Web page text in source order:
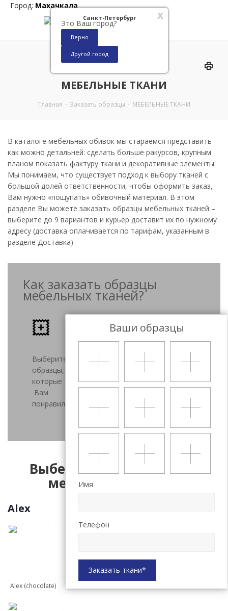
x
Санкт-Петербург
Это Ваш город?
Верно
Другой город
Город: Махачкала
МЕБЕЛЬНЫЕ ТКАНИ
Главная - Заказать образцы - МЕБЕЛЬНЫЕ ТКАНИ
В каталоге мебельных обивок мы стараемся представить
как можно детальней: сделать больше ракурсов, крупным
планом показать фактуру ткани и декоративные элементы.
Мы понимаем, что существует подход к выбору тканей с
большой долей ответственности, чтобы оформить заказ,
Вам нужно «пощупать» обивочный материал. В этом
разделе Вы можете заказать образцы мебельных тканей –
выберите до 9 вариантов и курьер доставит их по нужному
адресу (доставка оплачивается по тарифам, указанным в
разделе Доставка)
Как заказать образцы
мебельных тканей?
Выберите
образцы,
которые
Вам
понравились
контакты
и
перезвонит
и
образцы
и
Выберите до 9 образцов
мебельных тканей
Alex
Alex (chocolate)
Ваши образцы
Имя
Телефон
Заказать ткани*